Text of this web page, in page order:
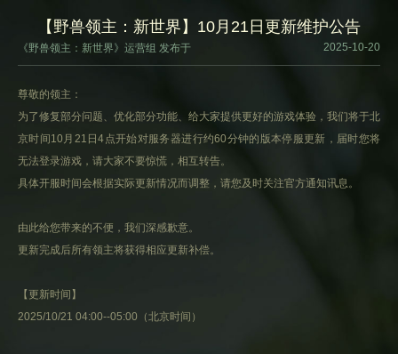
【野兽领主：新世界】10月21日更新维护公告
《野兽领主：新世界》运营组 发布于 2025-10-20
尊敬的领主：
为了修复部分问题、优化部分功能、给大家提供更好的游戏体验，我们将于北
京时间10月21日4点开始对服务器进行约60分钟的版本停服更新，届时您将
无法登录游戏，请大家不要惊慌，相互转告。
具体开服时间会根据实际更新情况而调整，请您及时关注官方通知讯息。
由此给您带来的不便，我们深感歉意。
更新完成后所有领主将获得相应更新补偿。
【更新时间】
2025/10/21 04:00--05:00（北京时间）